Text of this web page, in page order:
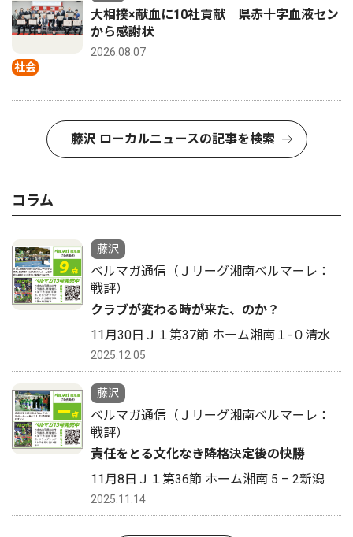
社会
大相撲×献血に10社貢献 県赤十字血液セン
から感謝状
2026.08.07
藤沢 ローカルニュースの記事を検索
コラム
藤沢
ベルマガ通信（Ｊリーグ湘南ベルマーレ：
戦評）
クラブが変わる時が来た、のか？
11月30日Ｊ１第37節 ホーム湘南１-０清水
2025.12.05
藤沢
ベルマガ通信（Ｊリーグ湘南ベルマーレ：
戦評）
責任をとる文化なき降格決定後の快勝
11月8日Ｊ１第36節 ホーム湘南 5 – 2新潟
2025.11.14